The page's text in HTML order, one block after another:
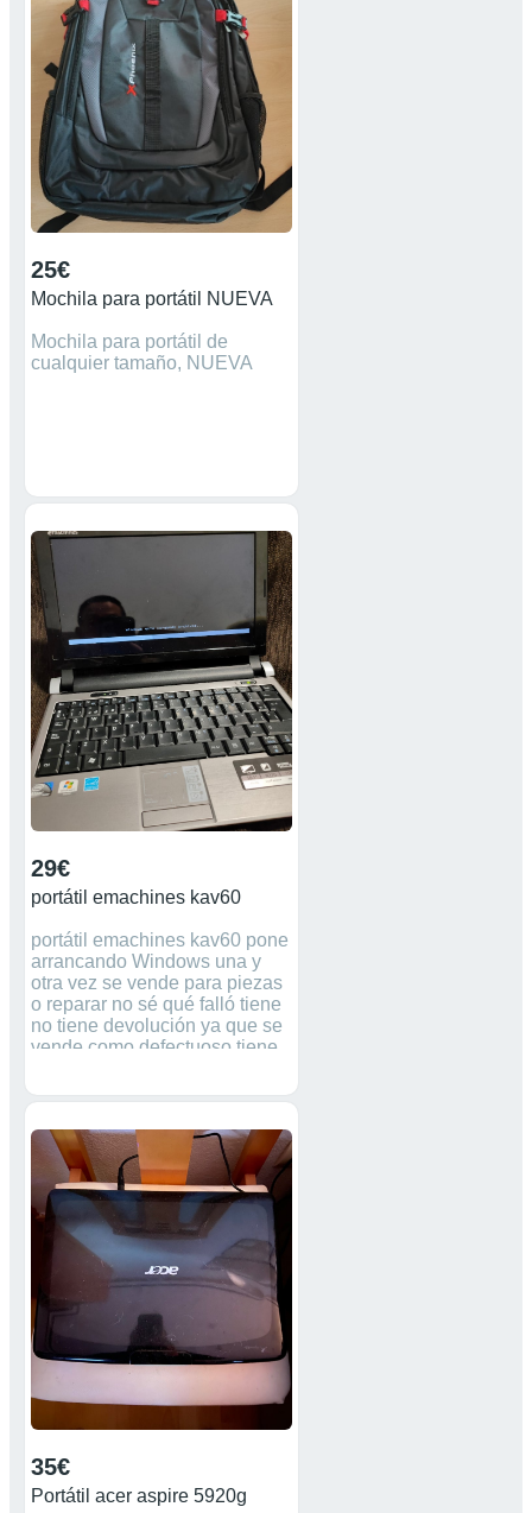
25€
Mochila para portátil NUEVA
Mochila para portátil de
cualquier tamaño, NUEVA
29€
portátil emachines kav60
portátil emachines kav60 pone
arrancando Windows una y
otra vez se vende para piezas
o reparar no sé qué falló tiene
no tiene devolución ya que se
vende como defectuoso tiene
35€
Portátil acer aspire 5920g